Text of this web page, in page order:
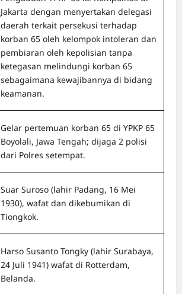
Jakarta dengan menyertakan delegasi
daerah terkait persekusi terhadap
korban 65 oleh kelompok intoleran dan
pembiaran oleh kepolisian tanpa
ketegasan melindungi korban 65
sebagaimana kewajibannya di bidang
keamanan.
Gelar pertemuan korban 65 di YPKP 65
Boyolali, Jawa Tengah; dijaga 2 polisi
dari Polres setempat.
Suar Suroso (lahir Padang, 16 Mei
1930), wafat dan dikebumikan di
Tiongkok.
Harso Susanto Tongky (lahir Surabaya,
24 Juli 1941) wafat di Rotterdam,
Belanda.